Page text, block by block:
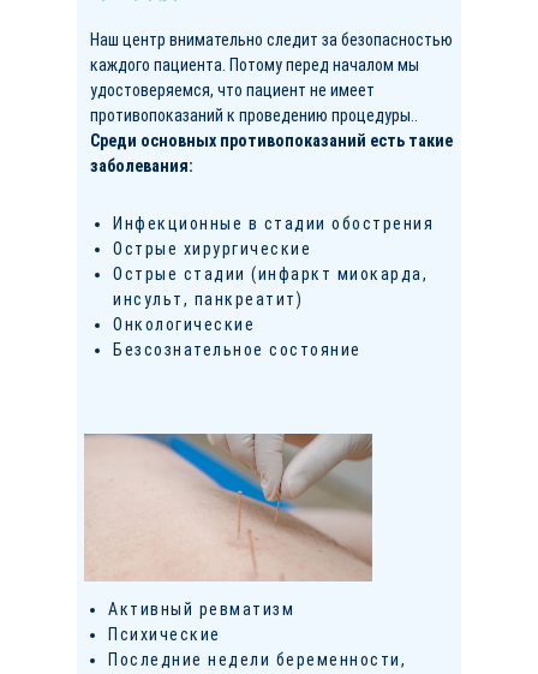
Наш центр внимательно следит за безопасностью
каждого пациента. Потому перед началом мы
удостоверяемся, что пациент не имеет
противопоказаний к проведению процедуры..
Среди основных противопоказаний есть такие
заболевания:
Инфекционные в стадии обострения
Острые хирургические
Острые стадии (инфаркт миокарда,
инсульт, панкреатит)
Онкологические
Безсознательное состояние
Активный ревматизм
Психические
Последние недели беременности,